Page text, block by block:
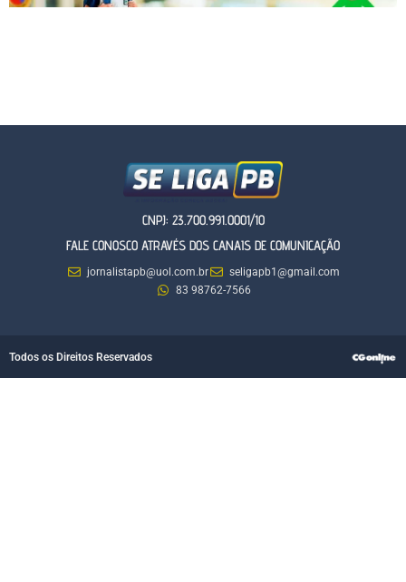
CNPJ: 23.700.991.0001/10
FALE CONOSCO ATRAVÉS DOS CANAIS DE COMUNICAÇÃO
jornalistapb@uol.com.br
seligapb1@gmail.com
83 98762-7566
Todos os Direitos Reservados